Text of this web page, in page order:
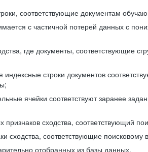
соответствующие документам
с частичной потерей данных с
где документы, соответствующие
строки документов
ячейки соответствуют заранее
сходства, соответствующий
сходства, соответствующие
отобранных из базы данных.